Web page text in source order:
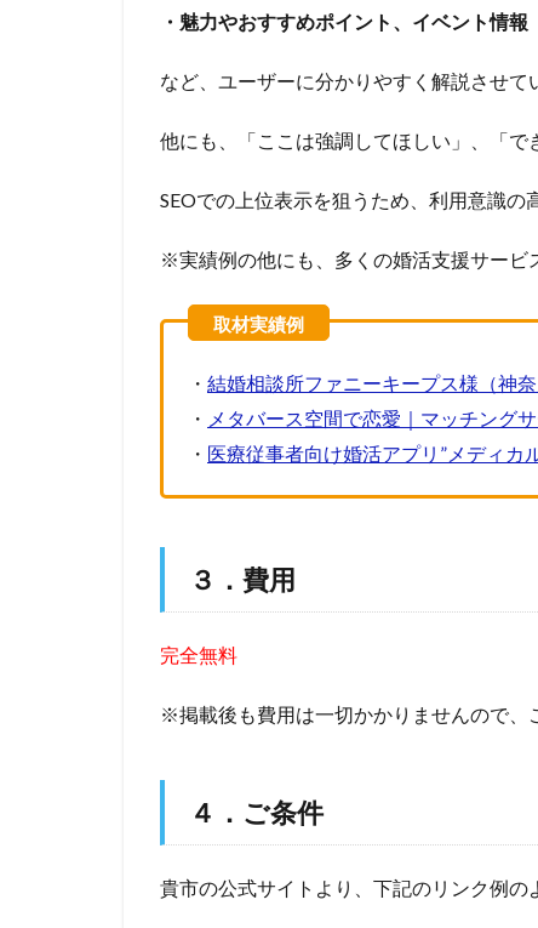
・魅力やおすすめポイント、イベント情報
など、ユーザーに分かりやすく解説させて
他にも、「ここは強調してほしい」、「
SEOでの上位表示を狙うため、利用意識の
※実績例の他にも、多くの婚活支援サービ
・ 結婚相談所ファニーキープス様（神奈
・ メタバース空間で恋愛｜マッチング
・ 医療従事者向け婚活アプリ”メディカ
３．費用
完全無料
※掲載後も費用は一切かかりませんので、
４．ご条件
貴市の公式サイトより、下記のリンク例の